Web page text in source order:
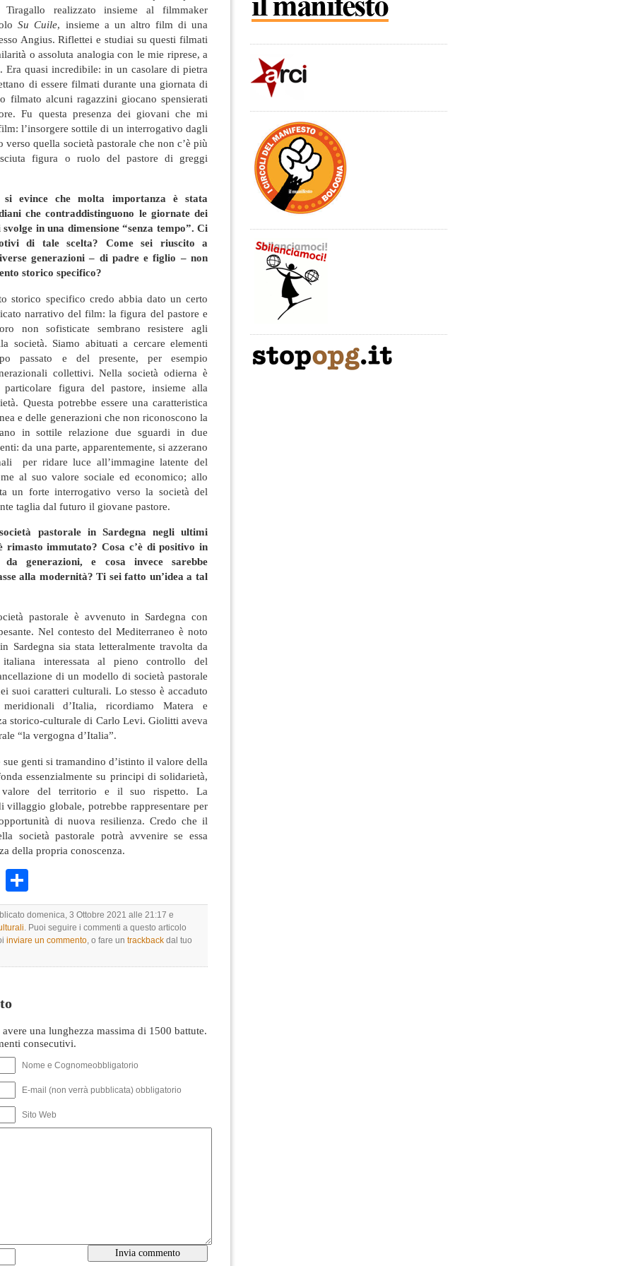
Tiragallo realizzato insieme al filmmaker
Su Cuile, insieme a un altro film di una
Angius. Riflettei e studiai su questi filmati
o assoluta analogia con le mie riprese, a
Era quasi incredibile: in un casolare di pietra
di essere filmati durante una giornata di
filmato alcuni ragazzini giocano spensierati
Fu questa presenza dei giovani che mi
l’insorgere sottile di un interrogativo dagli
quella società pastorale che non c’è più
figura o ruolo del pastore di greggi
evince che molta importanza è stata
che contraddistinguono le giornate dei
in una dimensione “senza tempo”. Ci
di tale scelta? Come sei riuscito a
generazioni – di padre e figlio – non
storico specifico?
storico specifico credo abbia dato un certo
narrativo del film: la figura del pastore e
non sofisticate sembrano resistere agli
società. Siamo abituati a cercare elementi
passato e del presente, per esempio
collettivi. Nella società odierna è
particolare figura del pastore, insieme alla
Questa potrebbe essere una caratteristica
e delle generazioni che non riconoscono la
in sottile relazione due sguardi in due
da una parte, apparentemente, si azzerano
per ridare luce all’immagine latente del
al suo valore sociale ed economico; allo
un forte interrogativo verso la società del
taglia dal futuro il giovane pastore.
pastorale in Sardegna negli ultimi
rimasto immutato? Cosa c’è di positivo in
generazioni, e cosa invece sarebbe
alla modernità? Ti sei fatto un’idea a tal
pastorale è avvenuto in Sardegna con
Nel contesto del Mediterraneo è noto
Sardegna sia stata letteralmente travolta da
interessata al pieno controllo del
di un modello di società pastorale
suoi caratteri culturali. Lo stesso è accaduto
d’Italia, ricordiamo Matera e
storico-culturale di Carlo Levi. Giolitti aveva
“la vergogna d’Italia”.
sue genti si tramandino d’istinto il valore della
essenzialmente su principi di solidarietà,
valore del territorio e il suo rispetto. La
villaggio globale, potrebbe rappresentare per
di nuova resilienza. Credo che il
società pastorale potrà avvenire se essa
della propria conoscenza.
WhatsApp
domenica, 3 Ottobre 2021 alle 21:17 e
. Puoi seguire i commenti a questo articolo
inviare un commento, o fare un trackback dal tuo
una lunghezza massima di 1500 battute.
consecutivi.
Nome e Cognomeobbligatorio
E-mail (non verrà pubblicata) obbligatorio
Sito Web